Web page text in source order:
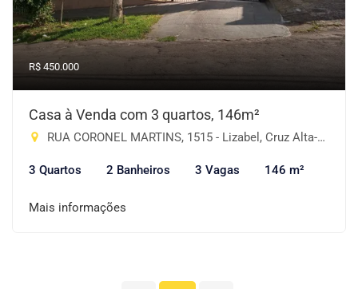
R$ 450.000
Casa à Venda com 3 quartos, 146m²
RUA CORONEL MARTINS, 1515 - Lizabel, Cruz Alta-RS
3 Quartos 2 Banheiros 3 Vagas 146 m²
Mais informações